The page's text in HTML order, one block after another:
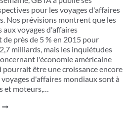
pour les voyages d'affaires
Nos prévisions montrent que les
aux voyages d'affaires
près de 5 % en 2015 pour
milliards, mais les inquiétudes
l'économie américaine
pourrait être une croissance encore
d'affaires mondiaux sont à
et moteurs,…